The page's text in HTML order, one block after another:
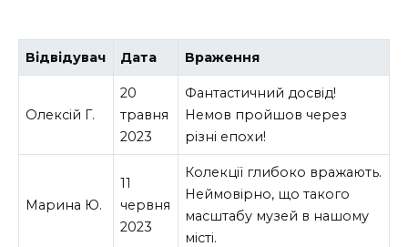
Відвідувач Дата Враження
Олексій Г.
20
травня
2023
Фантастичний досвід!
Немов пройшов через
різні епохи!
Марина Ю.
11
червня
2023
Колекції глибоко вражають.
Неймовірно, що такого
масштабу музей в нашому
місті.